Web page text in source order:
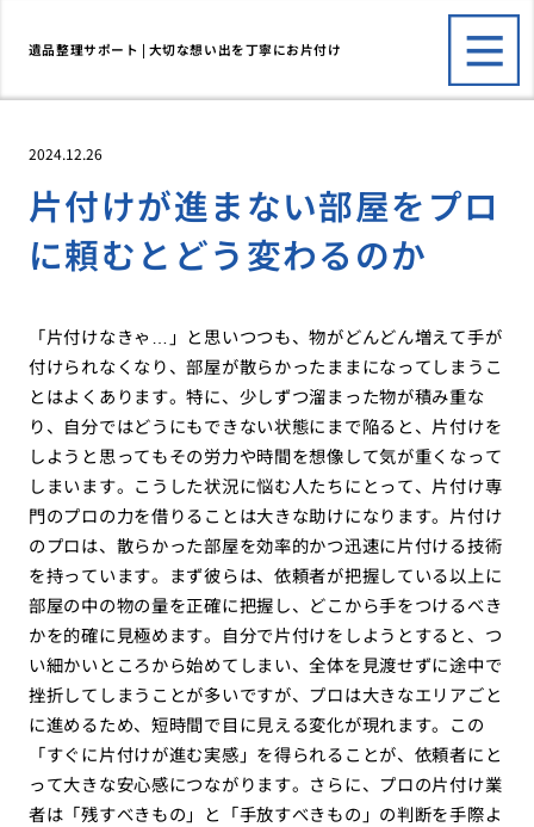
遺品整理サポート | 大切な想い出を丁寧にお片付け
2024.12.26
片付けが進まない部屋をプロ
に頼むとどう変わるのか
「片付けなきゃ…」と思いつつも、物がどんどん増えて手が
付けられなくなり、部屋が散らかったままになってしまうこ
とはよくあります。特に、少しずつ溜まった物が積み重な
り、自分ではどうにもできない状態にまで陥ると、片付けを
しようと思ってもその労力や時間を想像して気が重くなって
しまいます。こうした状況に悩む人たちにとって、片付け専
門のプロの力を借りることは大きな助けになります。片付け
のプロは、散らかった部屋を効率的かつ迅速に片付ける技術
を持っています。まず彼らは、依頼者が把握している以上に
部屋の中の物の量を正確に把握し、どこから手をつけるべき
かを的確に見極めます。自分で片付けをしようとすると、つ
い細かいところから始めてしまい、全体を見渡せずに途中で
挫折してしまうことが多いですが、プロは大きなエリアごと
に進めるため、短時間で目に見える変化が現れます。この
「すぐに片付けが進む実感」を得られることが、依頼者にと
って大きな安心感につながります。さらに、プロの片付け業
者は「残すべきもの」と「手放すべきもの」の判断を手際よ